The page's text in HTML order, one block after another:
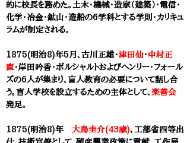
的に校長を務めた。 土木・機械・造家（建築）・電信・
化学・冶金・鉱山・造船の6学科とする学則・カリキュ
ラムが制定される。
1875(明治8)年5月、古川正雄・津田仙・ 中村正
直・岸田吟香・ボルシャルトおよびヘンリー・フォール
ズの6人が集まり、盲人教育の必要について話し合
う。盲人学校を設立するための主体として、 楽善会
発足。
1875(明治8)年 大鳥圭介(43歳)、工部省四等出